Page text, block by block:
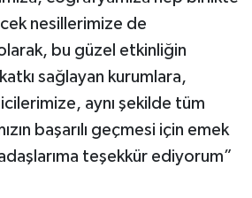
nesillerimize de
bu güzel etkinliğin
sağlayan kurumlara,
aynı şekilde tüm
başarılı geçmesi için emek
teşekkür ediyorum”